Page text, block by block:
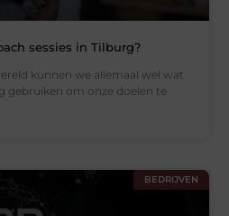
sessies in Tilburg?
kunnen we allemaal wel wat
gebruiken om onze doelen te
BEDRIJVEN